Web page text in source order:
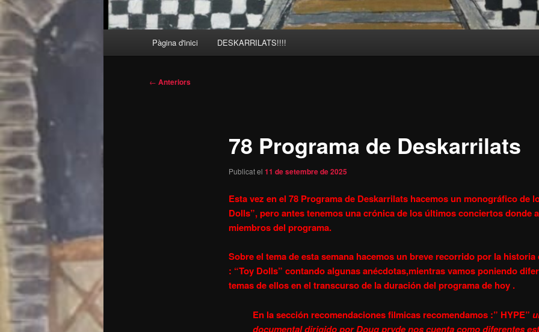
Pàgina d'inici DESKARRILATS!!!!
Navegació
← Anteriors
78 Programa de Deskarrilats
Publicat el 11 de setembre de 2025
Esta vez en el 78 Programa de Deskarrilats hacemos un monográfico de
Dolls”, pero antes tenemosuna crónica de los últimos conciertos donde
miembros del programa.
Sobre el tema de esta semana hacemos un breve recorrido por la
: “Toy Dolls” contando algunas anécdotas,mientras vamos poniendo
temas de ellos en el transcurso de la duración del programa de hoy .
En la sección recomendaciones filmicas recomendamos :” HYPE”
documental dirigido por Doug pryde nos cuenta como diferentes